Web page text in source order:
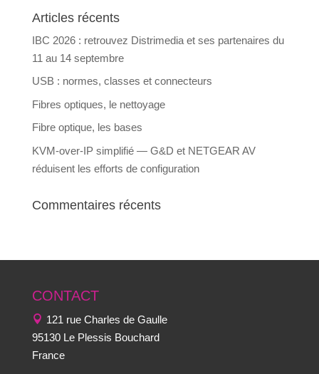
Articles récents
IBC 2026 : retrouvez Distrimedia et ses partenaires du
11 au 14 septembre
USB : normes, classes et connecteurs
Fibres optiques, le nettoyage
Fibre optique, les bases
KVM-over-IP simplifié — G&D et NETGEAR AV
réduisent les efforts de configuration
Commentaires récents
CONTACT
121 rue Charles de Gaulle
95130 Le Plessis Bouchard
France